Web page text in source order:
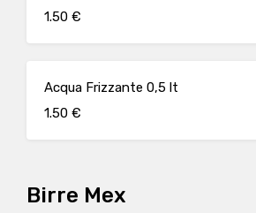
1.50 €
Acqua Frizzante 0,5 lt
1.50 €
Birre Mex